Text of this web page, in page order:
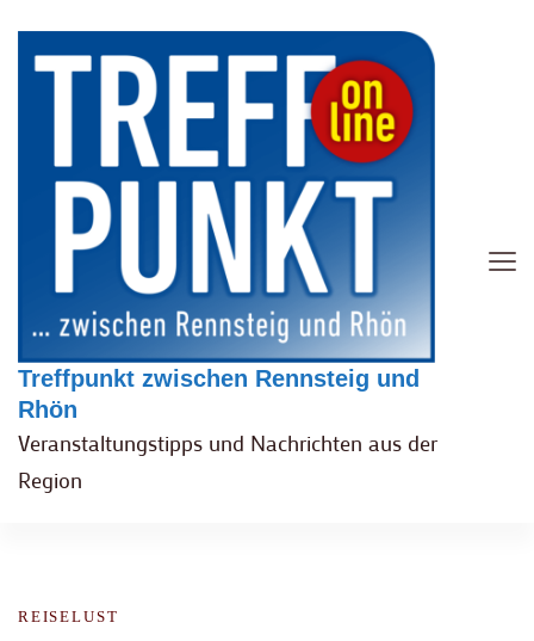
Treffpunkt zwischen Rennsteig und
Rhön
Veranstaltungstipps und Nachrichten aus der
Region
REISELUST